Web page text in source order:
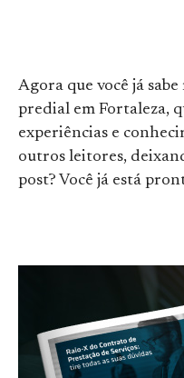
Agora que você já
predial em Fortaleza,
experiências e
outros leitores,
post? Você já está